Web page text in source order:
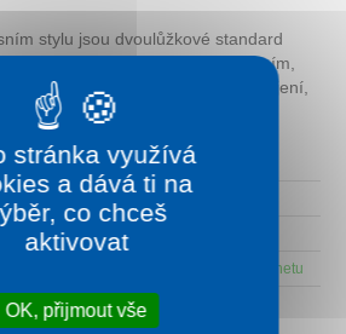
stylu jsou dvoulůžkové standard
s vlastním sociálním zařízením,
trezor, bezplatné Wi-Fi připojení,
Sauna Bazén vnitřní
Kavárna
Připojení k internetu
proskupiny a konference
stránka využívá
a dává ti na
co chceš
aktivovat
OK, přijmout vše